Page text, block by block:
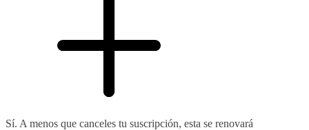
Sí. A menos que canceles tu suscripción, esta se renovará